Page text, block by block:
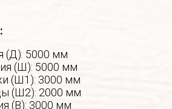
(Д): 5000 мм
(Ш): 5000 мм
(Ш1): 3000 мм
(Ш2): 2000 мм
(В): 3000 мм